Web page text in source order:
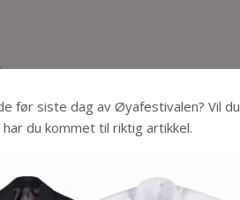
før siste dag av Øyafestivalen? Vil du
du kommet til riktig artikkel.